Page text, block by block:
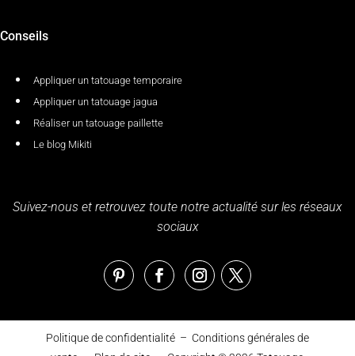
Conseils
Appliquer un tatouage temporaire
Appliquer un tatouage jagua
Réaliser un tatouage paillette
Le blog Mikiti
Suivez-nous et retrouvez toute notre actualité sur les réseaux
sociaux
Politique de confidentialité– Conditions générales de